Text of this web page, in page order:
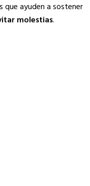
que ayuden a sostener
molestias.